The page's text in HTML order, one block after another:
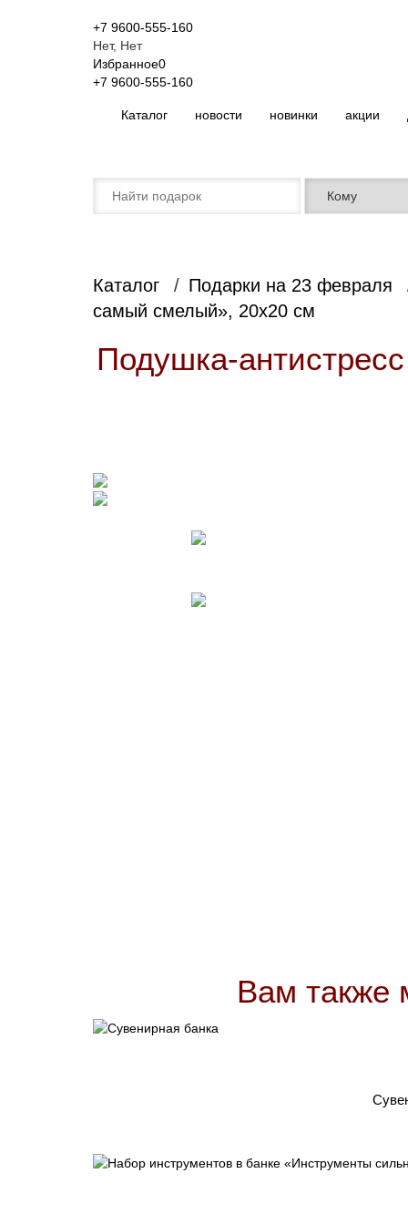
+7 9600-555-160
Нет, Нет
Избранное0
+7 9600-555-160
Каталог новости новинки акции
Каталог
Подарки на 23 февраля
самый смелый», 20х20 см
Подушка-
Вам также